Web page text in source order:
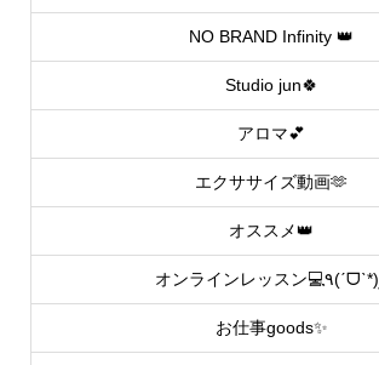
NO BRAND Infinity 👑
Studio jun🍀
アロマ💕
エクササイズ動画🫶
オススメ👑
お仕事goods✨